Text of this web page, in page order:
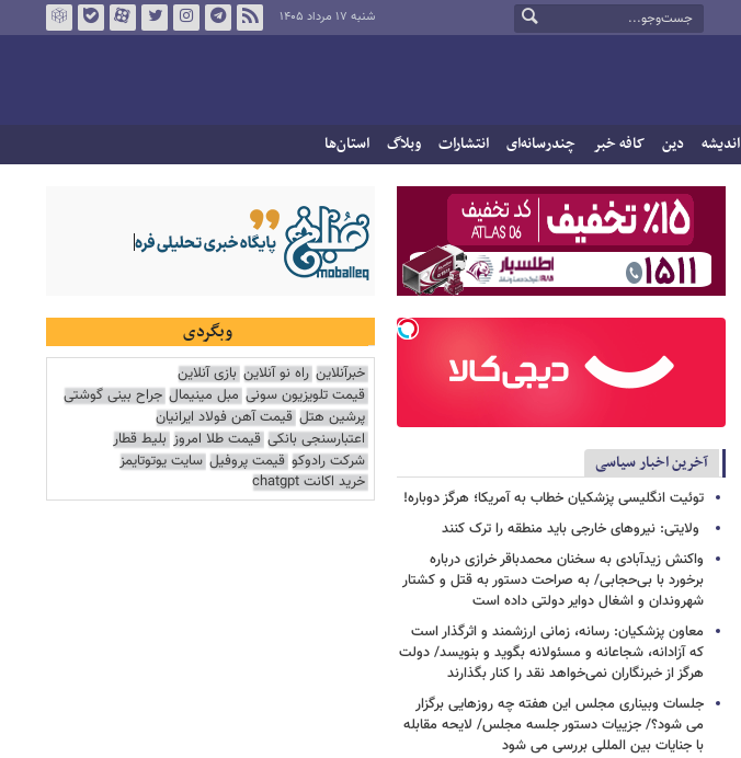
شنبه ۱۷ مرداد ۱۴۰۵
اندیشه دین کافه خبر چندرسانه‌ای انتشارات وبلاگ استان‌ها
آخرین اخبار سیاسی
توئیت انگلیسی پزشکیان خطاب به آمریکا؛ هرگز دوباره!
ولایتی: نیروهای خارجی باید منطقه را ترک کنند
واکنش زیدآبادی به سخنان محمدباقر خرازی درباره
برخورد با بی‌حجابی/ به صراحت دستور به قتل و کشتار
شهروندان و اشغال دوایر دولتی داده است
معاون پزشکیان: رسانه، زمانی ارزشمند و اثرگذار است
که آزادانه، شجاعانه و مسئولانه بگوید و بنویسد/ دولت
هرگز از خبرنگاران نمی‌خواهد نقد را کنار بگذارند
جلسات وبیناری مجلس این هفته چه روزهایی برگزار
می شود؟/ جزییات دستور جلسه مجلس/ لایحه مقابله
با جنایات بین المللی بررسی می شود
وبگردی
خبرآنلاین راه نو آنلاین بازی آنلاین
قیمت تلویزیون سونی مبل مینیمال جراح بینی گوشتی
پرشین هتل قیمت آهن فولاد ایرانیان
اعتبارسنجی بانکی قیمت طلا امروز بلیط قطار
شرکت رادوکو قیمت پروفیل سایت یوتوتایمز
خرید اکانت chatgpt